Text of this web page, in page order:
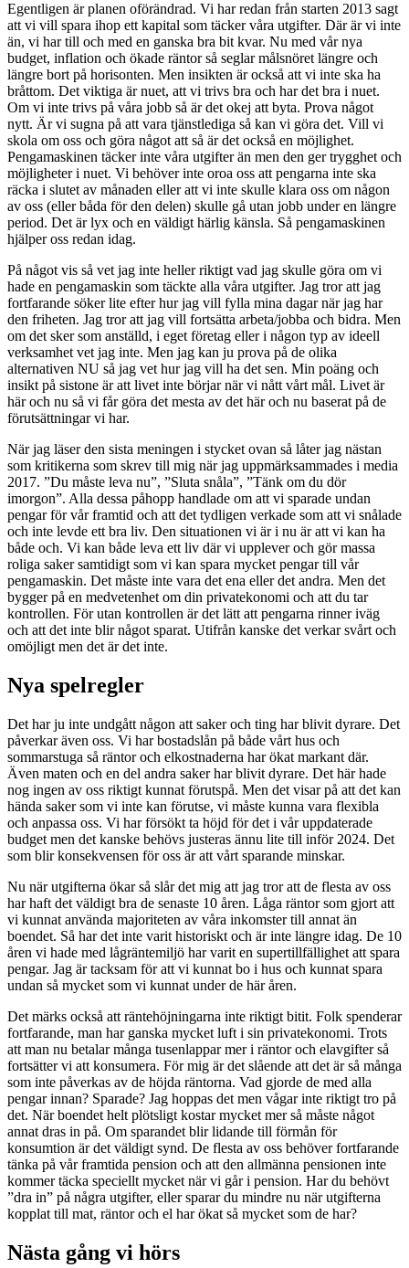
Egentligen är planen oförändrad. Vi har redan från starten 2013 sagt
att vi vill spara ihop ett kapital som täcker våra utgifter. Där är vi inte
än, vi har till och med en ganska bra bit kvar. Nu med vår nya
budget, inflation och ökade räntor så seglar målsnöret längre och
längre bort på horisonten. Men insikten är också att vi inte ska ha
bråttom. Det viktiga är nuet, att vi trivs bra och har det bra i nuet.
Om vi inte trivs på våra jobb så är det okej att byta. Prova något
nytt. Är vi sugna på att vara tjänstlediga så kan vi göra det. Vill vi
skola om oss och göra något att så är det också en möjlighet.
Pengamaskinen täcker inte våra utgifter än men den ger trygghet och
möjligheter i nuet. Vi behöver inte oroa oss att pengarna inte ska
räcka i slutet av månaden eller att vi inte skulle klara oss om någon
av oss (eller båda för den delen) skulle gå utan jobb under en längre
period. Det är lyx och en väldigt härlig känsla. Så pengamaskinen
hjälper oss redan idag.
På något vis så vet jag inte heller riktigt vad jag skulle göra om vi
hade en pengamaskin som täckte alla våra utgifter. Jag tror att jag
fortfarande söker lite efter hur jag vill fylla mina dagar när jag har
den friheten. Jag tror att jag vill fortsätta arbeta/jobba och bidra. Men
om det sker som anställd, i eget företag eller i någon typ av ideell
verksamhet vet jag inte. Men jag kan ju prova på de olika
alternativen NU så jag vet hur jag vill ha det sen. Min poäng och
insikt på sistone är att livet inte börjar när vi nått vårt mål. Livet är
här och nu så vi får göra det mesta av det här och nu baserat på de
förutsättningar vi har.
När jag läser den sista meningen i stycket ovan så låter jag nästan
som kritikerna som skrev till mig när jag uppmärksammades i media
2017. ”Du måste leva nu”, ”Sluta snåla”, ”Tänk om du dör
imorgon”. Alla dessa påhopp handlade om att vi sparade undan
pengar för vår framtid och att det tydligen verkade som att vi snålade
och inte levde ett bra liv. Den situationen vi är i nu är att vi kan ha
både och. Vi kan både leva ett liv där vi upplever och gör massa
roliga saker samtidigt som vi kan spara mycket pengar till vår
pengamaskin. Det måste inte vara det ena eller det andra. Men det
bygger på en medvetenhet om din privatekonomi och att du tar
kontrollen. För utan kontrollen är det lätt att pengarna rinner iväg
och att det inte blir något sparat. Utifrån kanske det verkar svårt och
omöjligt men det är det inte.
Nya spelregler
Det har ju inte undgått någon att saker och ting har blivit dyrare. Det
påverkar även oss. Vi har bostadslån på både vårt hus och
sommarstuga så räntor och elkostnaderna har ökat markant där.
Även maten och en del andra saker har blivit dyrare. Det här hade
nog ingen av oss riktigt kunnat förutspå. Men det visar på att det kan
hända saker som vi inte kan förutse, vi måste kunna vara flexibla
och anpassa oss. Vi har försökt ta höjd för det i vår uppdaterade
budget men det kanske behövs justeras ännu lite till inför 2024. Det
som blir konsekvensen för oss är att vårt sparande minskar.
Nu när utgifterna ökar så slår det mig att jag tror att de flesta av oss
har haft det väldigt bra de senaste 10 åren. Låga räntor som gjort att
vi kunnat använda majoriteten av våra inkomster till annat än
boendet. Så har det inte varit historiskt och är inte längre idag. De 10
åren vi hade med lågräntemiljö har varit en supertillfällighet att spara
pengar. Jag är tacksam för att vi kunnat bo i hus och kunnat spara
undan så mycket som vi kunnat under de här åren.
Det märks också att räntehöjningarna inte riktigt bitit. Folk spenderar
fortfarande, man har ganska mycket luft i sin privatekonomi. Trots
att man nu betalar många tusenlappar mer i räntor och elavgifter så
fortsätter vi att konsumera. För mig är det slående att det är så många
som inte påverkas av de höjda räntorna. Vad gjorde de med alla
pengar innan? Sparade? Jag hoppas det men vågar inte riktigt tro på
det. När boendet helt plötsligt kostar mycket mer så måste något
annat dras in på. Om sparandet blir lidande till förmån för
konsumtion är det väldigt synd. De flesta av oss behöver fortfarande
tänka på vår framtida pension och att den allmänna pensionen inte
kommer täcka speciellt mycket när vi går i pension. Har du behövt
”dra in” på några utgifter, eller sparar du mindre nu när utgifterna
kopplat till mat, räntor och el har ökat så mycket som de har?
Nästa gång vi hörs